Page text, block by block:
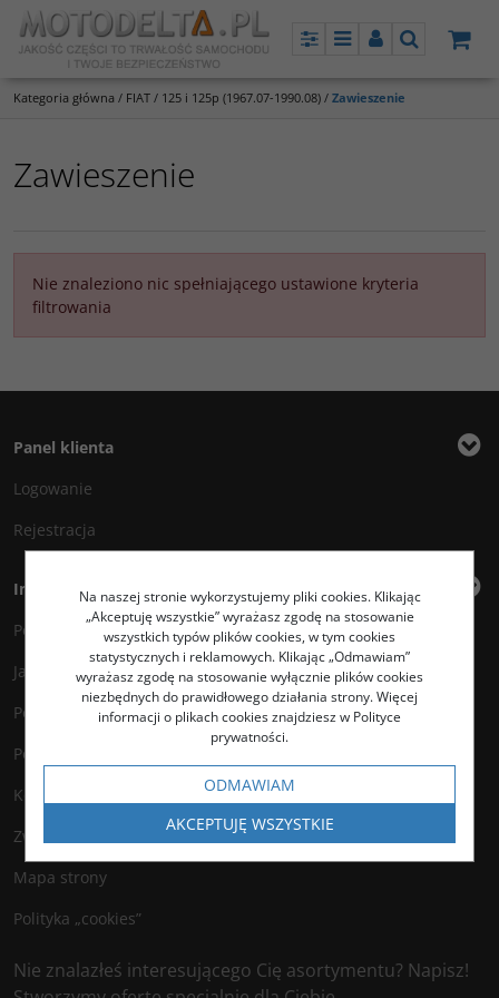
PanelMenuPanelSzukaj
Kategoria główna / FIAT / 125 i 125p (1967.07-1990.08) / Zawieszenie
Zawieszenie
Nie znaleziono nic spełniającego ustawione kryteria
filtrowania
Panel klienta
Logowanie
Rejestracja
Informacje
Polityka prywatności
Jak kupować?
Polityka legalności
Polityka antyspamowa
Kontakt
Zwroty
Mapa strony
Polityka „cookies”
Nie znalazłeś interesującego Cię asortymentu? Napisz!
Na naszej stronie wykorzystujemy pliki cookies. Klikając
„Akceptuję wszystkie” wyrażasz zgodę na stosowanie
wszystkich typów plików cookies, w tym cookies
statystycznych i reklamowych. Klikając „Odmawiam”
wyrażasz zgodę na stosowanie wyłącznie plików cookies
niezbędnych do prawidłowego działania strony. Więcej
informacji o plikach cookies znajdziesz w Polityce
prywatności.
ODMAWIAM
AKCEPTUJĘ WSZYSTKIE